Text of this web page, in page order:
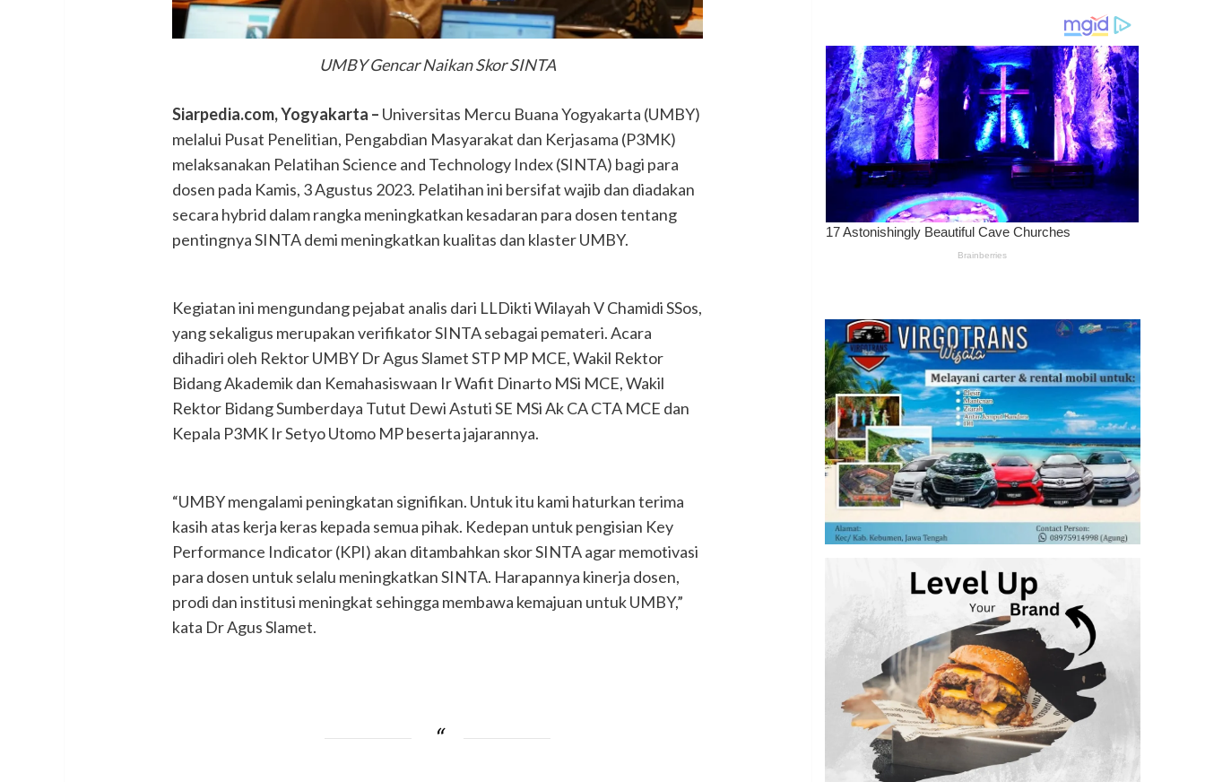
UMBY Gencar Naikan Skor SINTA
Siarpedia.com, Yogyakarta – Universitas Mercu Buana Yogyakarta (UMBY)
melalui Pusat Penelitian, Pengabdian Masyarakat dan Kerjasama (P3MK)
melaksanakan Pelatihan Science and Technology Index (SINTA) bagi para
dosen pada Kamis, 3 Agustus 2023. Pelatihan ini bersifat wajib dan diadakan
secara hybrid dalam rangka meningkatkan kesadaran para dosen tentang
pentingnya SINTA demi meningkatkan kualitas dan klaster UMBY.
Kegiatan ini mengundang pejabat analis dari LLDikti Wilayah V Chamidi SSos,
yang sekaligus merupakan verifikator SINTA sebagai pemateri. Acara
dihadiri oleh Rektor UMBY Dr Agus Slamet STP MP MCE, Wakil Rektor
Bidang Akademik dan Kemahasiswaan Ir Wafit Dinarto MSi MCE, Wakil
Rektor Bidang Sumberdaya Tutut Dewi Astuti SE MSi Ak CA CTA MCE dan
Kepala P3MK Ir Setyo Utomo MP beserta jajarannya.
“UMBY mengalami peningkatan signifikan. Untuk itu kami haturkan terima
kasih atas kerja keras kepada semua pihak. Kedepan untuk pengisian Key
Performance Indicator (KPI) akan ditambahkan skor SINTA agar memotivasi
para dosen untuk selalu meningkatkan SINTA. Harapannya kinerja dosen,
prodi dan institusi meningkat sehingga membawa kemajuan untuk UMBY,”
kata Dr Agus Slamet.